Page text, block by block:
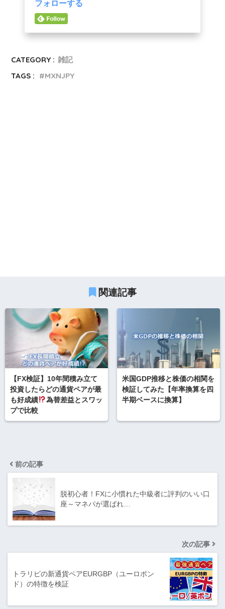
フォローする
CATEGORY : 雑記
TAGS :
MXNJPY
関連記事
【FX検証】10年間積み立て
投資したらどの通貨ペアが最
も好成績
為替差益とスワッ
プで比較
米国GDP推移と株価の相関を
検証してみた【年率換算を四
半期ベースに換算】
前の記事
脱初心者！FXに小慣れた中級者に評判のいい口
座～マネパが選ばれ…
次の記事
トラリピの新通貨ペアEURGBP（ユーロポン
ド）の特徴を検証